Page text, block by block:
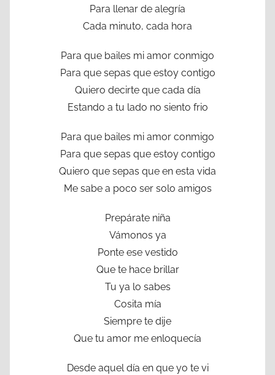
Para llenar de alegría
Cada minuto, cada hora
Para que bailes mi amor conmigo
Para que sepas que estoy contigo
Quiero decirte que cada día
Estando a tu lado no siento frio
Para que bailes mi amor conmigo
Para que sepas que estoy contigo
Quiero que sepas que en esta vida
Me sabe a poco ser solo amigos
Prepárate niña
Vámonos ya
Ponte ese vestido
Que te hace brillar
Tu ya lo sabes
Cosita mía
Siempre te dije
Que tu amor me enloquecía
Desde aquel día en que yo te vi